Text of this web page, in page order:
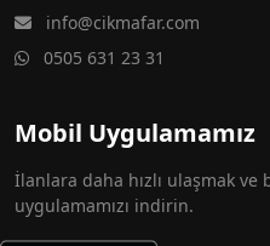
info@cikmafar.com
0505 631 23 31
Mobil Uygulamamız
İlanlara daha hızlı ulaşmak
uygulamamızı indirin.